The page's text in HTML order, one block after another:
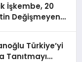
İşkembe, 20
Değişmeyen
Türkiye’yi
Tanıtmayı